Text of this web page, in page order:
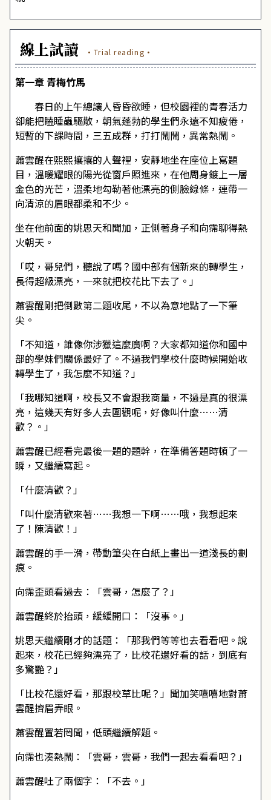
線上試讀 ·Trial reading·
第一章 青梅竹馬
春日的上午總讓人昏昏欲睡，但校園裡的青春活力
卻能把瞌睡蟲驅散，朝氣蓬勃的學生們永遠不知疲倦，
短暫的下課時間，三五成群，打打鬧鬧，異常熱鬧。
蕭雲醒在熙熙攘攘的人聲裡，安靜地坐在座位上寫題
目，溫暖耀眼的陽光從窗戶照進來，在他周身鍍上一層
金色的光芒，溫柔地勾勒著他漂亮的側臉線條，連帶一
向清涼的眉眼都柔和不少。
坐在他前面的姚思天和聞加，正側著身子和向霈聊得熱
火朝天。
「哎，哥兒們，聽說了嗎？國中部有個新來的轉學生，
長得超級漂亮，一來就把校花比下去了。」
蕭雲醒剛把倒數第二題收尾，不以為意地點了一下筆
尖。
「不知道，誰像你涉獵這麼廣啊？大家都知道你和國中
部的學妹們關係最好了。不過我們學校什麼時候開始收
轉學生了，我怎麼不知道？」
「我哪知道啊，校長又不會跟我商量，不過是真的很漂
亮，這幾天有好多人去圍觀呢，好像叫什麼……清
歡？。」
蕭雲醒已經看完最後一題的題幹，在準備答題時頓了一
瞬，又繼續寫起。
「什麼清歡？」
「叫什麼清歡來著……我想一下啊……哦，我想起來
了！陳清歡！」
蕭雲醒的手一滑，帶動筆尖在白紙上畫出一道淺長的劃
痕。
向霈歪頭看過去：「雲哥，怎麼了？」
蕭雲醒終於抬頭，緩緩開口：「沒事。」
姚思天繼續剛才的話題：「那我們等等也去看看吧。說
起來，校花已經夠漂亮了，比校花還好看的話，到底有
多驚艷？」
「比校花還好看，那跟校草比呢？」聞加笑嘻嘻地對蕭
雲醒擠眉弄眼。
蕭雲醒置若罔聞，低頭繼續解題。
向霈也湊熱鬧：「雲哥，雲哥，我們一起去看看吧？」
蕭雲醒吐了兩個字：「不去。」